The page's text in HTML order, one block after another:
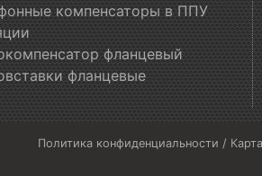
компенсаторы в ППУ
фланцевый
фланцевые
Политика конфиденциальности /